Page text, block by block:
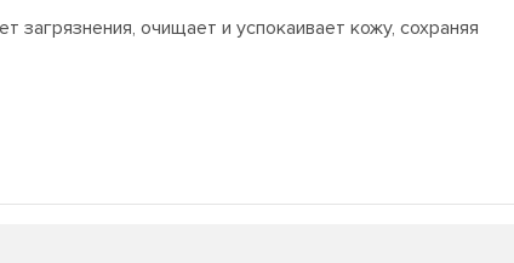
очищает и успокаивает кожу, сохраняя